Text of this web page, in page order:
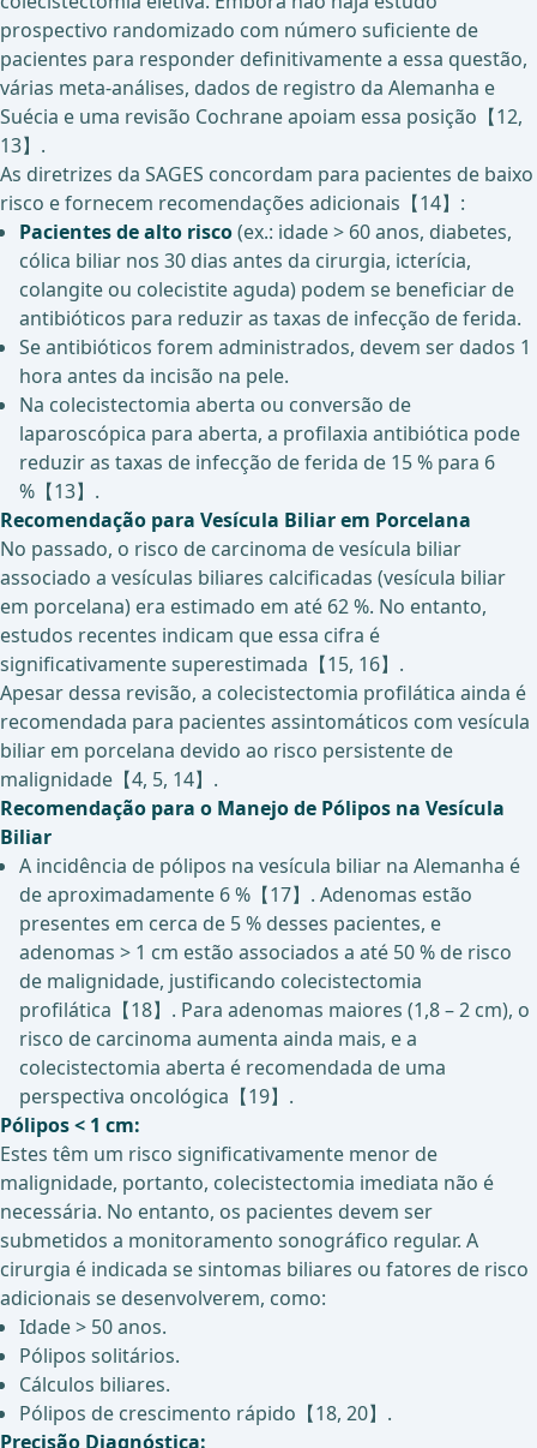
prospectivo randomizado com número suficiente de
pacientes para responder definitivamente a essa questão,
várias meta-análises, dados de registro da Alemanha e
Suécia e uma revisão Cochrane apoiam essa posição【12,
13】.
As diretrizes da SAGES concordam para pacientes de baixo
risco e fornecem recomendações adicionais【14】:
Pacientes de alto risco(ex.: idade > 60 anos, diabetes,
cólica biliar nos 30 dias antes da cirurgia, icterícia,
colangite ou colecistite aguda) podem se beneficiar de
antibióticos para reduzir as taxas de infecção de ferida.
Se antibióticos forem administrados, devem ser dados 1
hora antes da incisão na pele.
Na colecistectomia aberta ou conversão de
laparoscópica para aberta, a profilaxia antibiótica pode
reduzir as taxas de infecção de ferida de 15 % para 6
%【13】.
Recomendação para Vesícula Biliar em Porcelana
No passado, o risco de carcinoma de vesícula biliar
associado a vesículas biliares calcificadas (vesícula biliar
em porcelana) era estimado em até 62 %. No entanto,
estudos recentes indicam que essa cifra é
significativamente superestimada【15, 16】.
Apesar dessa revisão, a colecistectomia profilática ainda é
recomendada para pacientes assintomáticos com vesícula
biliar em porcelana devido ao risco persistente de
malignidade【4, 5, 14】.
Recomendação para o Manejo de Pólipos na Vesícula
Biliar
A incidência de pólipos na vesícula biliar na Alemanha é
de aproximadamente 6 %【17】. Adenomas estão
presentes em cerca de 5 % desses pacientes, e
adenomas > 1 cm estão associados a até 50 % de risco
de malignidade, justificando colecistectomia
profilática【18】. Para adenomas maiores (1,8 – 2 cm), o
risco de carcinoma aumenta ainda mais, e a
colecistectomia aberta é recomendada de uma
perspectiva oncológica【19】.
Pólipos < 1 cm:
Estes têm um risco significativamente menor de
malignidade, portanto, colecistectomia imediata não é
necessária. No entanto, os pacientes devem ser
submetidos a monitoramento sonográfico regular. A
cirurgia é indicada se sintomas biliares ou fatores de risco
adicionais se desenvolverem, como:
Idade > 50 anos.
Pólipos solitários.
Cálculos biliares.
Pólipos de crescimento rápido【18, 20】.
Precisão Diagnóstica: